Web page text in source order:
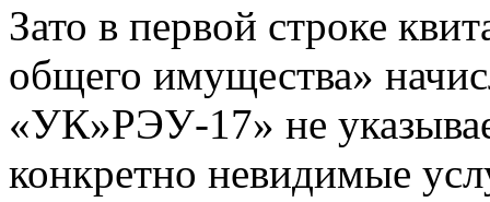
Зато в первой строке
общего имущества»
«УК»РЭУ-17» не
конкретно невидимые